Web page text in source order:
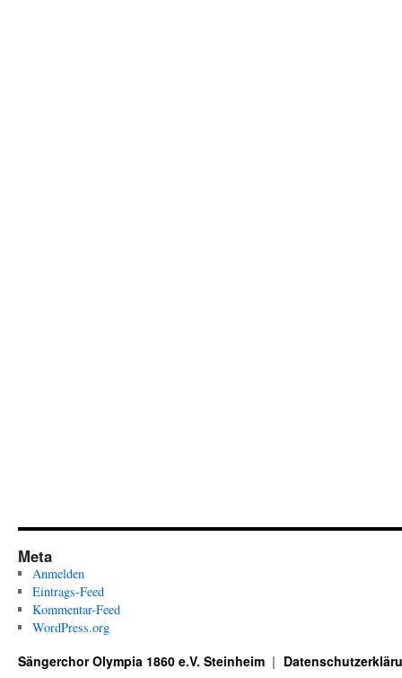
Meta
Anmelden
Eintrags-Feed
Kommentar-Feed
WordPress.org
Sängerchor Olympia 1860 e.V. Steinheim